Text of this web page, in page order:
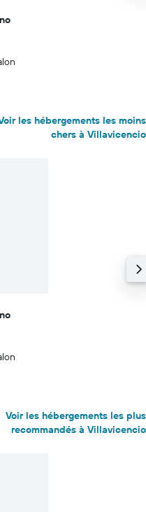
les hébergements les moins
chers à Villavicencio
Voir les hébergements les plus
recommandés à Villavicencio